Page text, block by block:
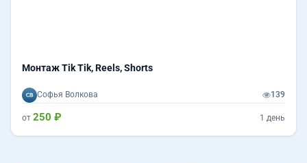
Монтаж Tik Tik, Reels, Shorts
Софья Волкова 139
от 250 ₽ 1 день